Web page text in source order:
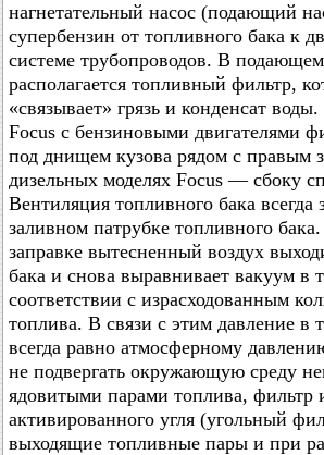
нагнетательный насос (подающий
супербензин от топливного бака к
системе трубопроводов. В
располагается топливный фильтр,
«связывает» грязь и конденсат
Focus с бензиновыми двигателями
под днищем кузова рядом с правым
дизельных моделях Focus — сбоку
Вентиляция топливного бака всегда
заливном патрубке топливного
заправке вытесненный воздух
бака и снова выравнивает вакуум в
соответствии с израсходованным
топлива. В связи с этим давление в
всегда равно атмосферному
не подвергать окружающую среду
ядовитыми парами топлива, фильтр
активированного угля (угольный
выходящие топливные пары и при